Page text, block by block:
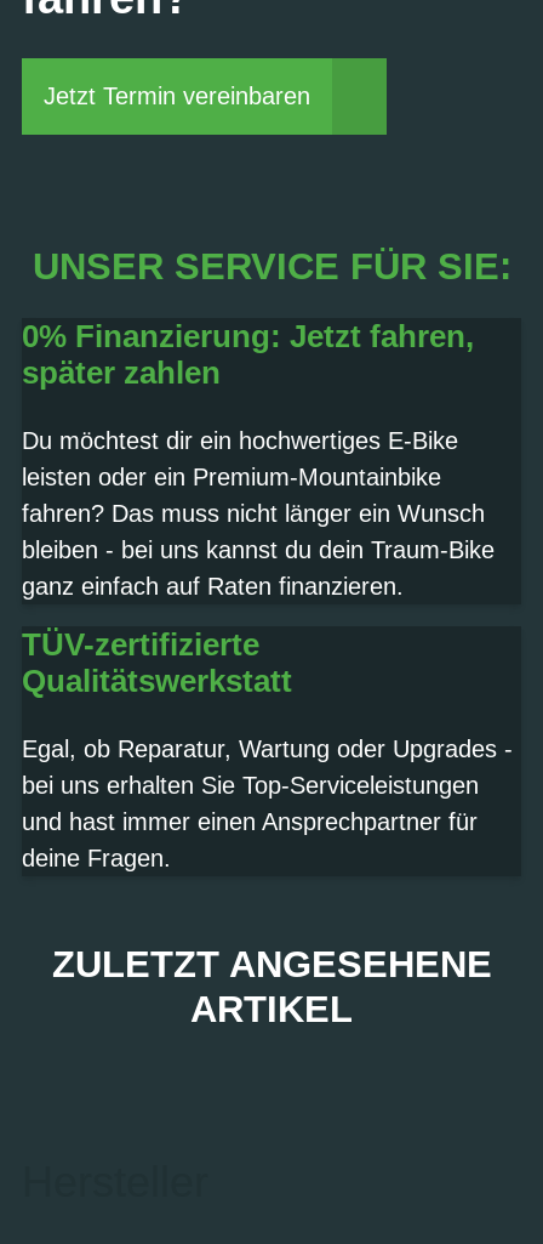
Jetzt Termin vereinbaren
UNSER SERVICE FÜR SIE:
0% Finanzierung: Jetzt fahren,
später zahlen
Du möchtest dir ein hochwertiges E-Bike
leisten oder ein Premium-Mountainbike
fahren? Das muss nicht länger ein Wunsch
bleiben - bei uns kannst du dein Traum-Bike
ganz einfach auf Raten finanzieren.
TÜV-zertifizierte
Qualitätswerkstatt
Egal, ob Reparatur, Wartung oder Upgrades -
bei uns erhalten Sie Top-Serviceleistungen
und hast immer einen Ansprechpartner für
deine Fragen.
ZULETZT ANGESEHENE
ARTIKEL